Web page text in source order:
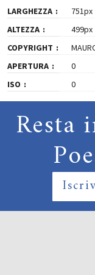
LARGHEZZA
751px
ALTEZZA
499px
COPYRIGHT
APERTURA
0
ISO
0
Resta